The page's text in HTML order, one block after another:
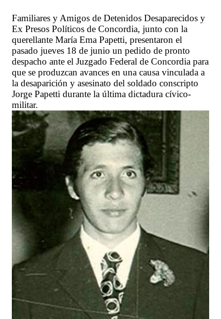
Familiares y Amigos de Detenidos Desaparecidos y
Ex Presos Políticos de Concordia, junto con la
querellante María Ema Papetti, presentaron el
pasado jueves 18 de junio un pedido de pronto
despacho ante el Juzgado Federal de Concordia para
que se produzcan avances en una causa vinculada a
la desaparición y asesinato del soldado conscripto
Jorge Papetti durante la última dictadura cívico-
militar.